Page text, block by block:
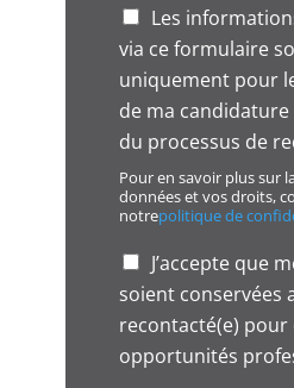
G
D
P
R
A
g
r
e
e
m
e
n
t
*
Les
via ce formulaire
uniquement pour
de ma
du processus de
Pour en savoir plus sur
données et vos droits,
notrepolitique de
o
p
o
r
J’accepte que
soient conservées
recontacté(e)
opportunités